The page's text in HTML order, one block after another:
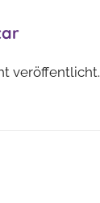
veröffentlicht.